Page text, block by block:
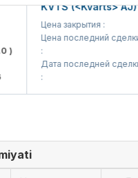
KVTS (<Kvarts> AJ)
Цена закрытия :
Цена последний сделки
Дата последней сделки